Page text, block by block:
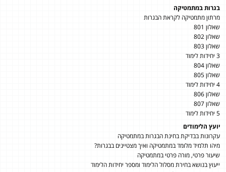
בגרות במתמטיקה
מרתון מתמטיקה לקראת הבגרות
שאלון 801
שאלון 802
שאלון 803
3 יחידות לימוד
שאלון 804
שאלון 805
4 יחידות לימוד
שאלון 806
שאלון 807
5 יחידות לימוד
יועץ הלימודים
עקרונות בבדיקת בחינת הבגרות במתמטיקה
מיהו תלמיד מלומד במתמטיקה ואיך מצטיינים בבגרות?
שיעור פרטי, מורה פרטי במתמטיקה
ייעוץ בנושא בחירת מסלול הלימוד ומספר יחידות הלימוד